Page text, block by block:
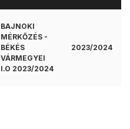
BAJNOKI
MÉRKŐZÉS -
BÉKÉS
VÁRMEGYEI
I.O 2023/2024
2023/2024